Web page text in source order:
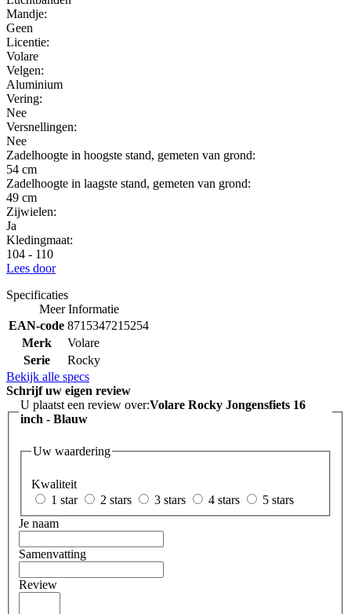
Mandje:
Geen
Licentie:
Volare
Velgen:
Aluminium
Vering:
Nee
Versnellingen:
Nee
Zadelhoogte in hoogste stand, gemeten van grond:
54 cm
Zadelhoogte in laagste stand, gemeten van grond:
49 cm
Zijwielen:
Ja
Kledingmaat:
104 - 110
Lees door
Specificaties
Meer Informatie
EAN-code 8715347215254
Merk
Volare
Serie
Rocky
Bekijk alle specs
Schrijf uw eigen review
U plaatst een review over:Volare Rocky Jongensfiets 16
inch - Blauw
Uw waardering
Kwaliteit
1 star
2 stars 3 stars 4 stars
5 stars
Je naam
Samenvatting
Review